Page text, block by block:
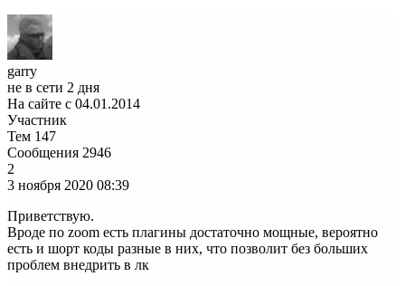
garry
не в сети 2 дня
На сайте с 04.01.2014
Участник
Тем 147
Сообщения 2946
2
3 ноября 2020 08:39
Приветствую.
Вроде по zoom есть плагины достаточно мощные, вероятно
есть и шорт коды разные в них, что позволит без больших
проблем внедрить в лк